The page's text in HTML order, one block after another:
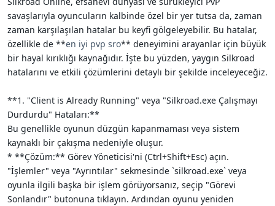
i
savaşlarıyla oyuncuların kalbinde özel bir yer tutsa da, zaman
zaman karşılaşılan hatalar bu keyfi gölgeleyebilir. Bu hatalar,
özellikle de **en iyi pvp sro** deneyimini arayanlar için büyük
bir hayal kırıklığı kaynağıdır. İşte bu yüzden, yaygın Silkroad
hatalarını ve etkili çözümlerini detaylı bir şekilde inceleyeceğiz.
**1. "Client is Already Running" veya "Silkroad.exe Çalışmayı
Durdurdu" Hataları:**
Bu genellikle oyunun düzgün kapanmaması veya sistem
kaynaklı bir çakışma nedeniyle oluşur.
* **Çözüm:** Görev Yöneticisi'ni (Ctrl+Shift+Esc) açın.
"İşlemler" veya "Ayrıntılar" sekmesinde `silkroad.exe` veya
oyunla ilgili başka bir işlem görüyorsanız, seçip "Görevi
Sonlandır" butonuna tıklayın. Ardından oyunu yeniden